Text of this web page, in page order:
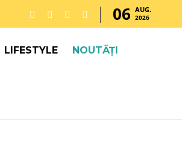
06 AUG.
2026
LIFESTYLE NOUTĂȚI